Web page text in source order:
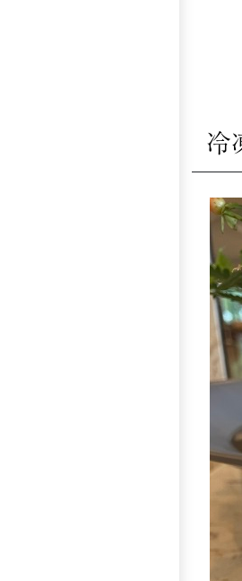
冷